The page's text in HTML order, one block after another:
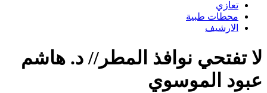
تعازي
محطات طبية
الارشيف
لا تفتحي نوافذ المطر// د. هاشم
عبود الموسوي